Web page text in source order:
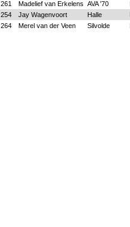
261 Madelief van Erkelens AVA '70
254 Jay Wagenvoort Halle
264 Merel van der Veen Silvolde